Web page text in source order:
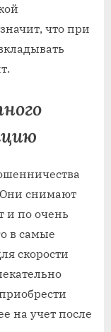
что при
Они снимают
и по очень
в самые
скорости
на учет после